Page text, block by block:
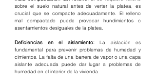
sobre el suelo natural antes de verter la platea, es
crucial que se compacte adecuadamente. El relleno
mal compactado puede provocar hundimientos o
asentamientos desiguales de la platea.
Deficiencias en el aislamiento: La aislación es
fundamental para prevenir problemas de humedad y
cimientos. La falta de una barrera de vapor o una capa
aislante adecuada puede dar lugar a problemas de
humedad en el interior de la vivienda.